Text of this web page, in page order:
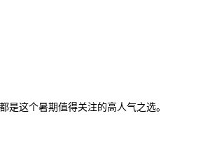
这个暑期值得关注的高人气之选。